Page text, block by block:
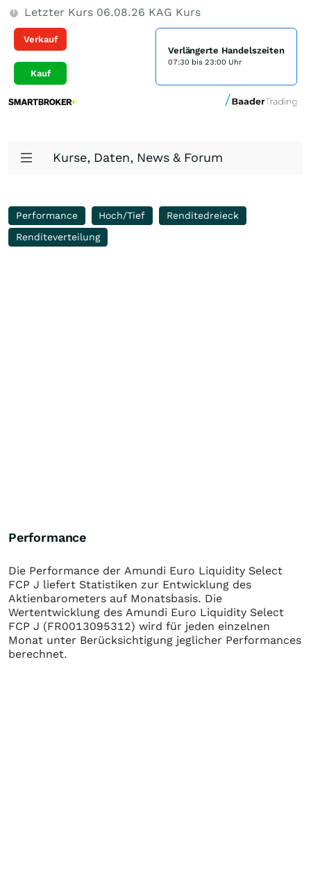
Letzter Kurs 06.08.26 KAG Kurs
Verkauf
Kauf
Verlängerte Handelszeiten
07:30 bis 23:00 Uhr
Kurse, Daten, News & Forum
Performance Hoch/Tief
Renditedreieck
Renditeverteilung
Performance
Die Performance der Amundi Euro Liquidity Select
FCP J liefert Statistiken zur Entwicklung des
Aktienbarometers auf Monatsbasis. Die
Wertentwicklung des Amundi Euro Liquidity Select
FCP J (FR0013095312) wird für jeden einzelnen
Monat unter Berücksichtigung jeglicher Performances
berechnet.